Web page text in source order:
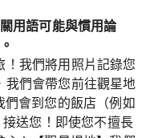
用語可能與慣用論
我們將用照片記錄您
們會帶您前往觀星地
會到您的飯店（例如
送您！即使您不擅長